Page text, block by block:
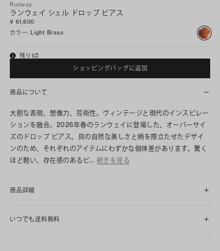
Runway
ランウェイ シェル ドロップ ピアス
¥ 61,600
カラー: Light Brass
残り1点
ショッピングバッグに追加
商品について
大胆な表現、想像力、芸術性。ヴィンテージと現代のインスピレー
ションを融合。2026年春のランウェイに登場した、オーバーサイ
ズのドロップ ピアス。貝の自然な美しさと柄を際立たせたデザイ
ンのため、それぞれのアイテムにわずかな個体差があります。驚く
ほど軽い、存在感のあるピ… 続きを見る
商品詳細
いつでも送料無料